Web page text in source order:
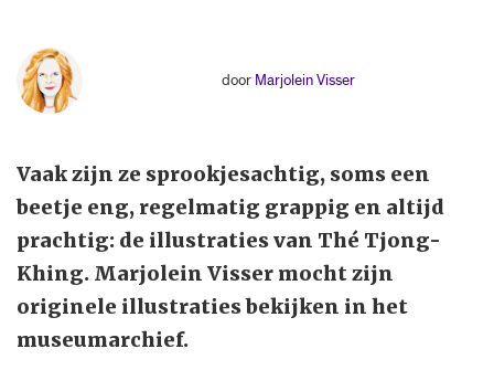
door Marjolein Visser
Vaak zijn ze sprookjesachtig, soms een
beetje eng, regelmatig grappig en altijd
prachtig: de illustraties van Thé Tjong-
Khing. Marjolein Visser mocht zijn
originele illustraties bekijken in het
museumarchief.